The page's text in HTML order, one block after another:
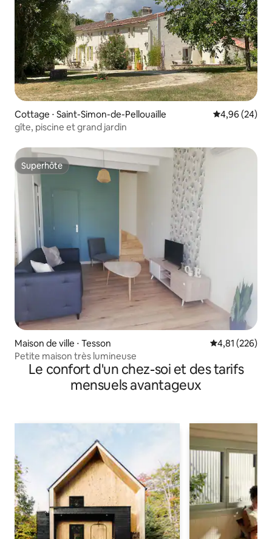
Cottage ⋅ Saint-Simon-de-Pellouaille Évaluation
4,96 (24)
gîte, piscine et grand jardin
Superhôte
Superhôte
Maison de ville ⋅ Tesson Évaluation
4,81 (226)
Petite maison très lumineuse
Le confort d'un chez-soi et des tarifs
mensuels avantageux